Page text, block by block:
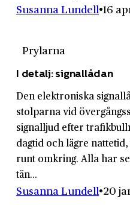
Susanna Lundell 16
Prylarna
I detalj: signallådan
Den elektroniska
stolparna vid
signalljud efter
dagtid och lägre
runt omkring. Alla har
tän...
Susanna Lundell 20